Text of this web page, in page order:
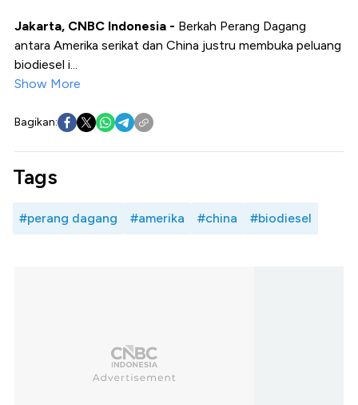
Jakarta, CNBC Indonesia - Berkah Perang Dagang
antara Amerika serikat dan China justru membuka peluang
biodiesel i...
Show More
Bagikan:
Tags
#perang dagang #amerika #china #biodiesel